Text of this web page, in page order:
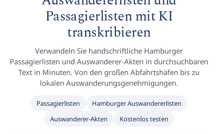
Tippen Sie, um in Modellen, Sites und Blog-Beiträgen zu
Passagierlisten mit KI
transkribieren
Verwandeln Sie handschriftliche Hamburger
Passagierlisten und Auswanderer-Akten in durchsuchbaren
Text in Minuten. Von den großen Abfahrtshäfen bis zu
lokalen Auswanderungsgenehmigungen.
Passagierlisten
Hamburger Auswandererlisten
Auswanderer-Akten
Kostenlos testen